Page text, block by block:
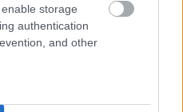
storage
authentication
and other
közösségi oldalakon is
elő újra és újra miszerint, ha
mit gyűjteni, nincs mit
megannyi nosztalgikus